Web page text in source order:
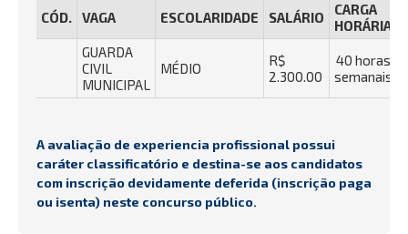
CÓD. VAGA ESCOLARIDADE SALÁRIO
CARGA
HORÁRIA
GUARDA
CIVIL
MUNICIPAL
MÉDIO
R$
2.300.00
40 horas
semanais
A avaliação de experiencia profissional possui
caráter classificatório e destina-se aos candidatos
com inscrição devidamente deferida (inscrição paga
ou isenta) neste concurso público.